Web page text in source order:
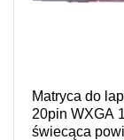
Matryca do
20pin WXGA
świecąca